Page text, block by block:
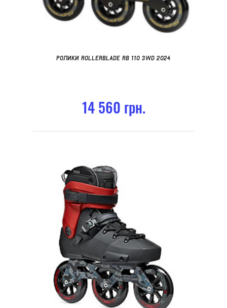
РОЛИКИ ROLLERBLADE RB 110 3WD 2024
14 560 грн.